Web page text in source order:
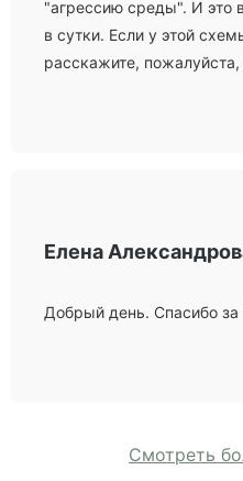
"агрессию среды". И это
в сутки. Если у этой
расскажите,
Елена
Добрый день. Спасибо
Смотреть